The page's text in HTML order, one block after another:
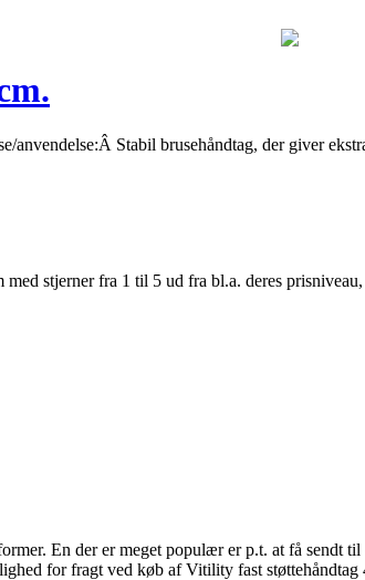
Stabil brusehåndtag, der giver
stjerner fra 1 til 5 ud fra bl.a. deres
En der er meget populær er p.t. at få sendt
for fragt ved køb af Vitility fast støttehåndtag